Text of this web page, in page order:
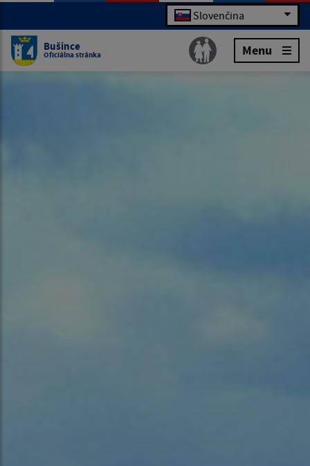
Slovenčina
Bušince
Oficiálna stránka Menu